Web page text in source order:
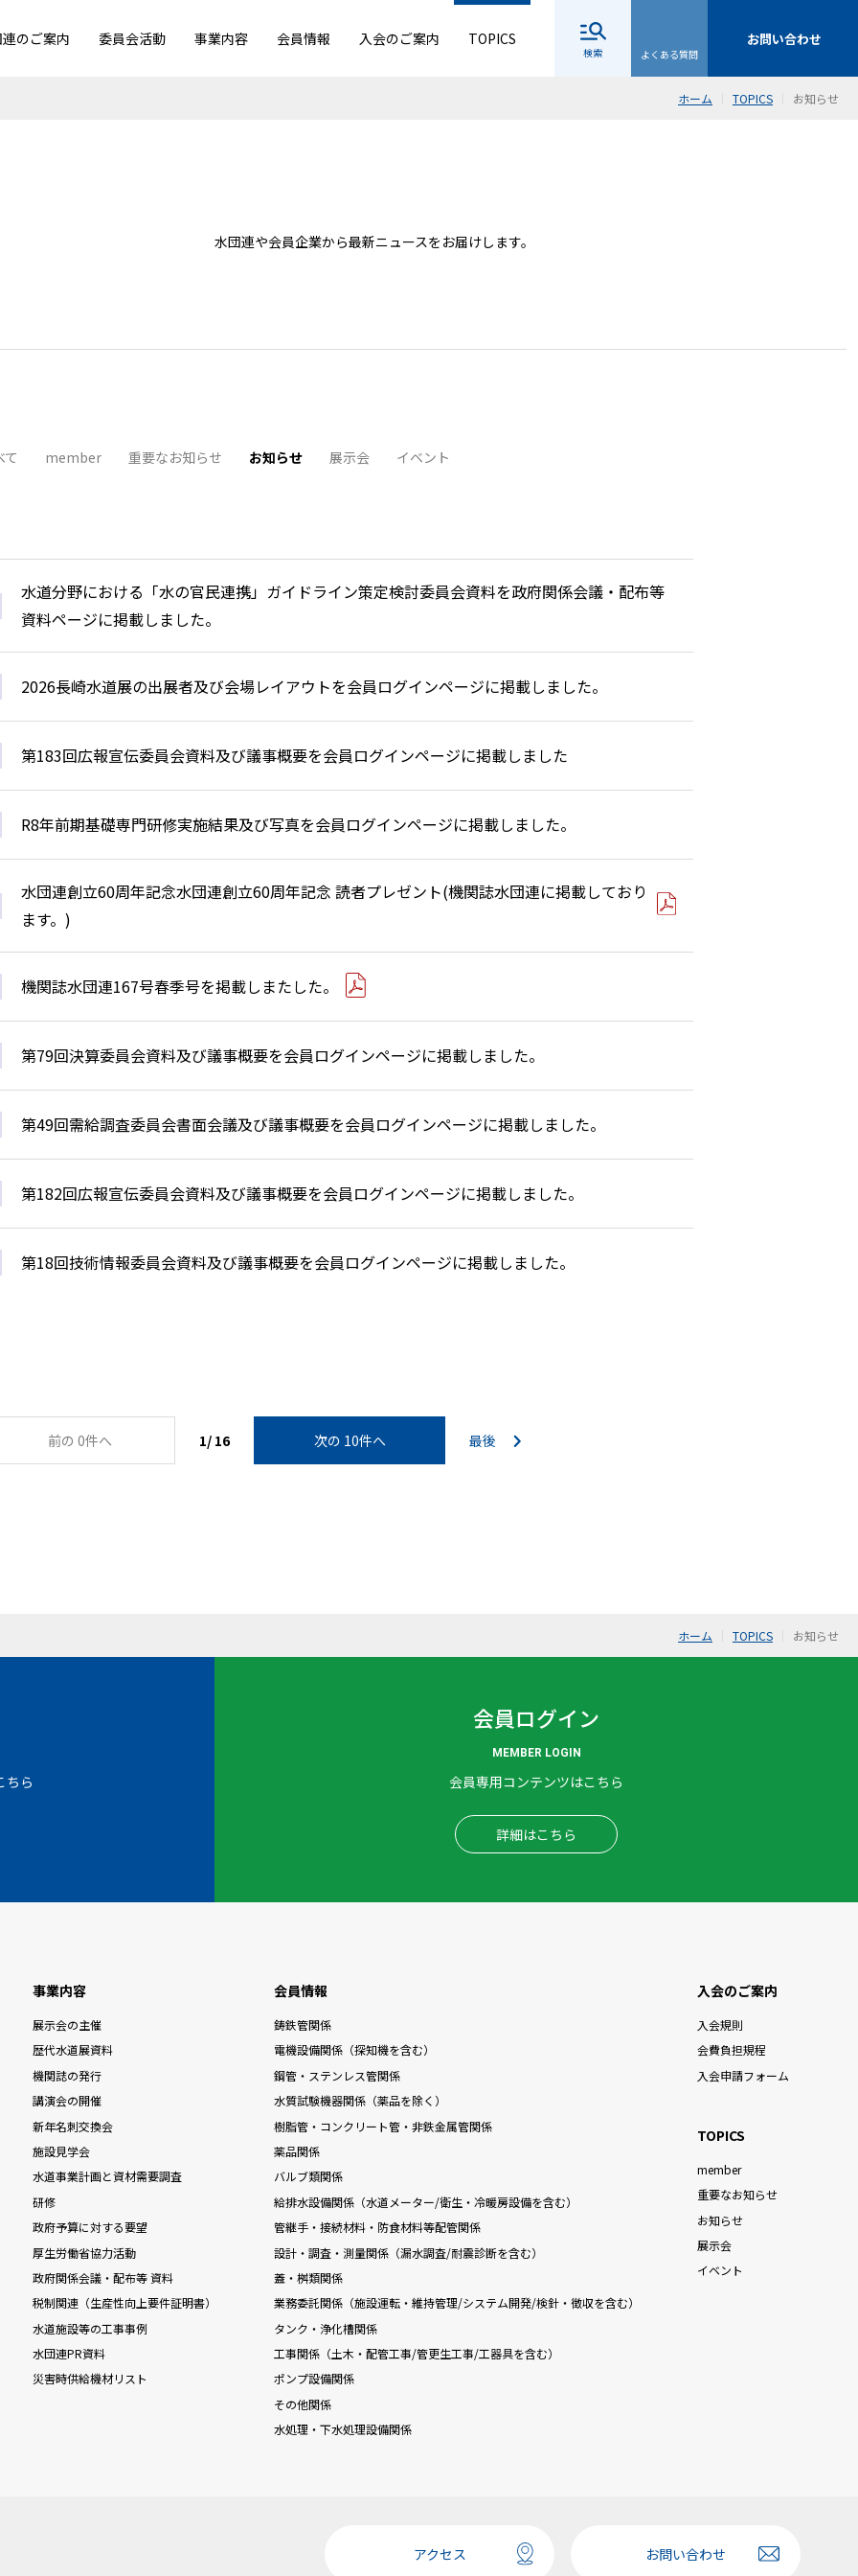
のご案内 委員会活動 事業内容 会員情報 入会のご案内 TOPICS
検索 よくある質問
お問い合わせ
ホーム TOPICS お知らせ
水団連や会員企業から最新ニュースをお届けします。
て member 重要なお知らせ お知らせ 展示会 イベント
水道分野における「水の官民連携」ガイドライン策定検討委員会資料を政府関係会議・配布等
資料ページに掲載しました。
2026長崎水道展の出展者及び会場レイアウトを会員ログインページに掲載しました。
第183回広報宣伝委員会資料及び議事概要を会員ログインページに掲載しました
R8年前期基礎専門研修実施結果及び写真を会員ログインページに掲載しました。
水団連創立60周年記念水団連創立60周年記念 読者プレゼント(機関誌水団連に掲載しており
ます。)
機関誌水団連167号春季号を掲載しまたした。
第79回決算委員会資料及び議事概要を会員ログインページに掲載しました。
第49回需給調査委員会書面会議及び議事概要を会員ログインページに掲載しました。
第182回広報宣伝委員会資料及び議事概要を会員ログインページに掲載しました。
第18回技術情報委員会資料及び議事概要を会員ログインページに掲載しました。
前の 0件へ 1/ 16 次の 10件へ 最後
ホーム TOPICS お知らせ
ちら
会員ログイン
MEMBER LOGIN
会員専用コンテンツはこちら
詳細はこちら
事業内容
展示会の主催
歴代水道展資料
機関誌の発行
講演会の開催
新年名刺交換会
施設見学会
水道事業計画と資材需要調査
研修
政府予算に対する要望
厚生労働省協力活動
政府関係会議・配布等 資料
税制関連（生産性向上要件証明書）
水道施設等の工事事例
水団連PR資料
災害時供給機材リスト
会員情報
鋳鉄管関係
電機設備関係（探知機を含む）
鋼管・ステンレス管関係
水質試験機器関係（薬品を除く）
樹脂管・コンクリート管・非鉄金属管関係
薬品関係
バルブ類関係
給排水設備関係（水道メーター/衛生・冷暖房設備を含む）
管継手・接続材料・防食材料等配管関係
設計・調査・測量関係（漏水調査/耐震診断を含む）
蓋・桝類関係
業務委託関係（施設運転・維持管理/システム開発/検針・徴収を含む）
タンク・浄化槽関係
工事関係（土木・配管工事/管更生工事/工器具を含む）
ポンプ設備関係
その他関係
水処理・下水処理設備関係
入会のご案内
入会規則
会費負担規程
入会申請フォーム
TOPICS
member
重要なお知らせ
お知らせ
展示会
イベント
アクセス お問い合わせ